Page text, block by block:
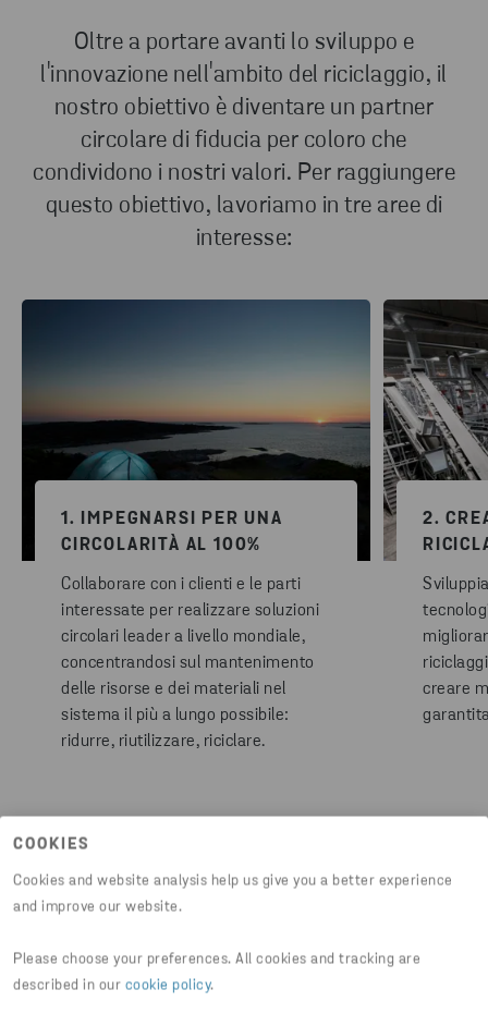
COOKIES
Cookies and website analysis help us give you a better experience
and improve our website.
Please choose your preferences. All cookies and tracking are
described in our cookie policy.
Oltre a portare avanti lo sviluppo e
l'innovazione nell'ambito del riciclaggio, il
nostro obiettivo è diventare un partner
circolare di fiducia per coloro che
condividono i nostri valori. Per raggiungere
questo obiettivo, lavoriamo in tre aree di
interesse:
1. IMPEGNARSI PER UNA
CIRCOLARITÀ AL 100%
Collaborare con i clienti e le parti
interessate per realizzare soluzioni
circolari leader a livello mondiale,
concentrandosi sul mantenimento
delle risorse e dei materiali nel
sistema il più a lungo possibile:
ridurre, riutilizzare, riciclare.
2.
creare
DALLE MATERIE PRIME RICICLATE ALLA